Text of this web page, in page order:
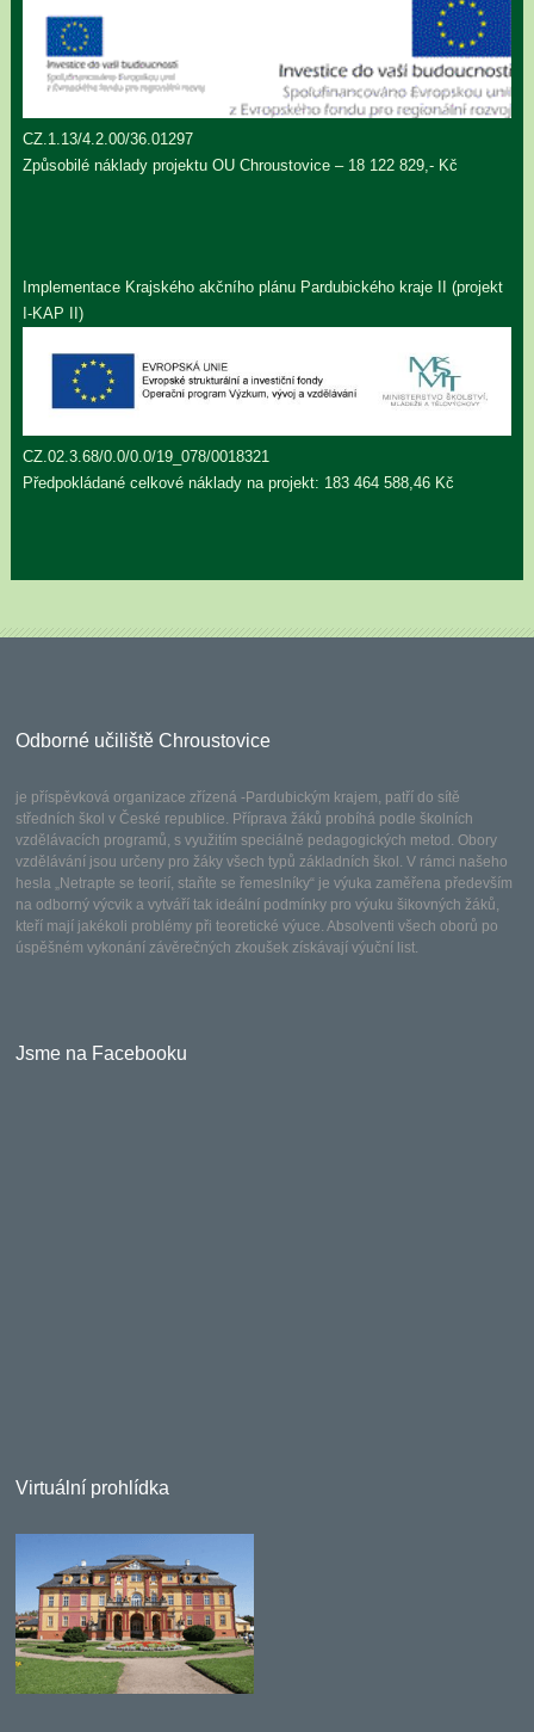
CZ.1.13/4.2.00/36.01297
Způsobilé náklady projektu OU Chroustovice – 18 122 829,- Kč
Implementace Krajského akčního plánu Pardubického kraje II (projekt
I-KAP II)
CZ.02.3.68/0.0/0.0/19_078/0018321
Předpokládané celkové náklady na projekt: 183 464 588,46 Kč
Odborné učiliště Chroustovice
je příspěvková organizace zřízená -Pardubickým krajem, patří do sítě
středních škol v České republice. Příprava žáků probíhá podle školních
vzdělávacích programů, s využitím speciálně pedagogických metod. Obory
vzdělávání jsou určeny pro žáky všech typů základních škol. V rámci našeho
hesla „Netrapte se teorií, staňte se řemeslníky“ je výuka zaměřena především
na odborný výcvik a vytváří tak ideální podmínky pro výuku šikovných žáků,
kteří mají jakékoli problémy při teoretické výuce. Absolventi všech oborů po
úspěšném vykonání závěrečných zkoušek získávají výuční list.
Jsme na Facebooku
Virtuální prohlídka